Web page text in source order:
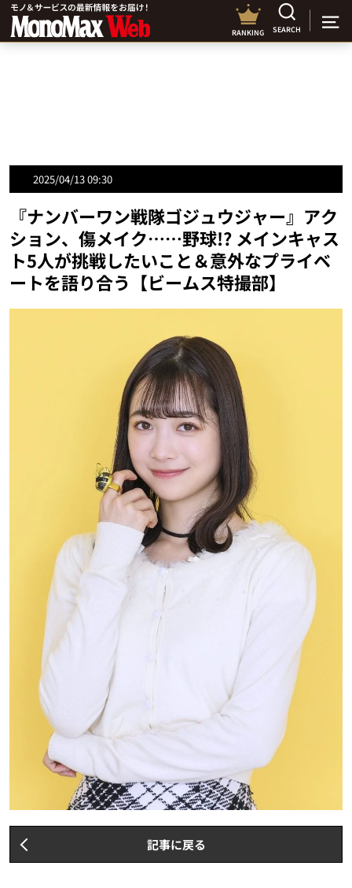
RANKING SEARCH
2025/04/13 09:30
『ナンバーワン戦隊ゴジュウジャー』アク
ション、傷メイク……野球!? メインキャス
ト5人が挑戦したいこと＆意外なプライベ
ートを語り合う【ビームス特撮部】
記事に戻る